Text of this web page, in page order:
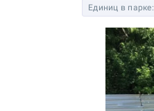
Единиц в парке: